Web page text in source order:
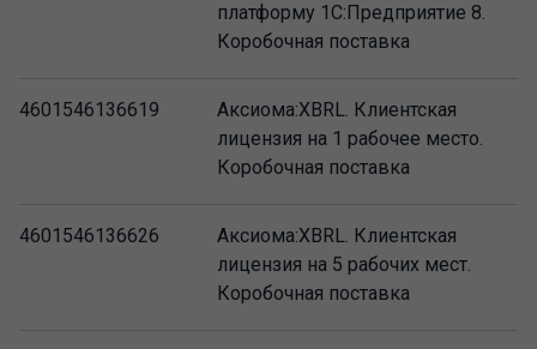
платформу 1С:Предприятие 8.
Коробочная поставка
4601546136619
Аксиома:XBRL. Клиентская
лицензия на 1 рабочее место.
Коробочная поставка
4601546136626
Аксиома:XBRL. Клиентская
лицензия на 5 рабочих мест.
Коробочная поставка